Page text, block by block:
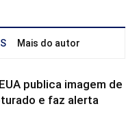
Mais do autor
publica imagem de
e faz alerta